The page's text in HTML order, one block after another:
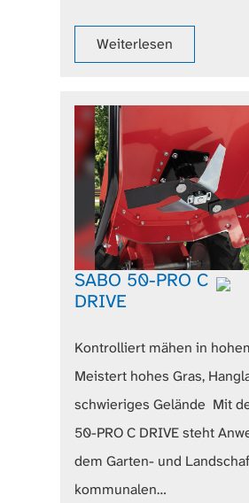
Weiterlesen
SABO 50-PRO C
DRIVE
Kontrolliert mähen in
Meistert hohes Gras,
schwieriges Gelände Mit
50-PRO C DRIVE steht
dem Garten- und
kommunalen…